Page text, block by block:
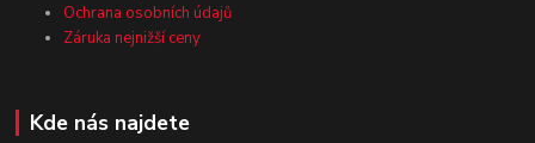
Ochrana osobních údajů
Záruka nejnižší ceny
Kde nás najdete